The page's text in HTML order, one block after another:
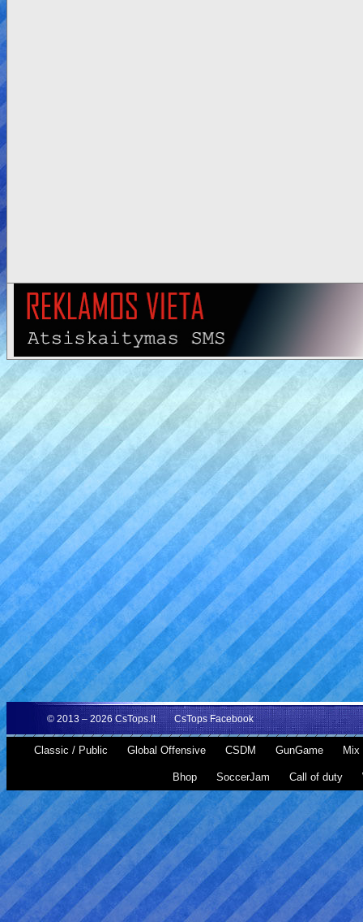
© 2013 – 2026 CsTops.lt CsTops Facebook
Classic / Public Global Offensive CSDM GunGame Mix
Bhop SoccerJam Call of duty